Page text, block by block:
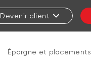
Devenir client
Épargne et placements